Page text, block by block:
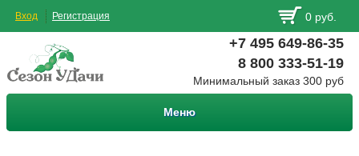
Вход Регистрация 0 руб.
+7 495 649-86-35
8 800 333-51-19
Минимальный заказ 300 руб
Меню